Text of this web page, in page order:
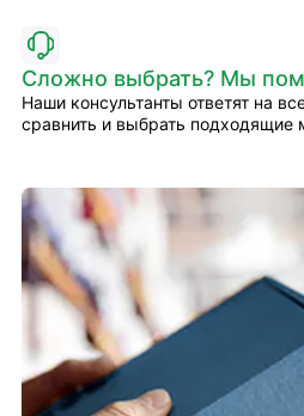
Сложно выбрать? Мы
Наши консультанты ответят на
сравнить и выбрать подходящие